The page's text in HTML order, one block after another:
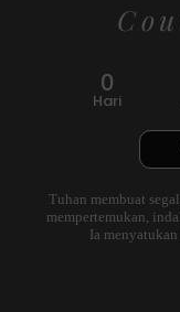
0
Hari
Tuhan membuat
mempertemukan,
Ia